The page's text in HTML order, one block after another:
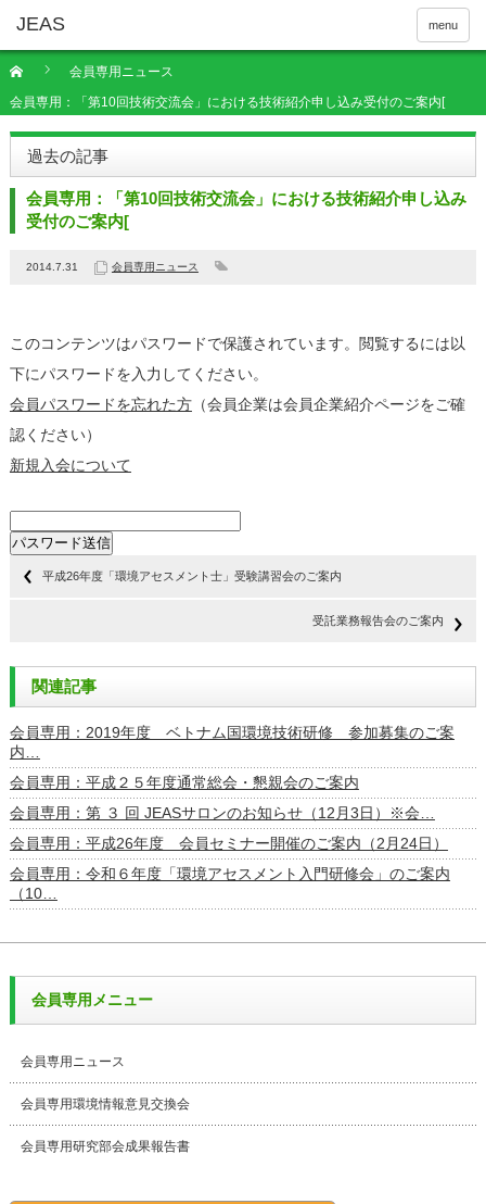
menu
会員専用ニュース
会員専用：「第10回技術交流会」における技術紹介申し込み受付のご案内[
過去の記事
会員専用：「第10回技術交流会」における技術紹介申し込み
受付のご案内[
2014.7.31 会員専用ニュース
このコンテンツはパスワードで保護されています。閲覧するには以
下にパスワードを入力してください。
会員パスワードを忘れた方（会員企業は会員企業紹介ページをご確
認ください）
新規入会について
平成26年度「環境アセスメント士」受験講習会のご案内
受託業務報告会のご案内
関連記事
会員専用：2019年度 ベトナム国環境技術研修 参加募集のご案
内…
会員専用：平成２５年度通常総会・懇親会のご案内
会員専用：第 ３ 回 JEASサロンのお知らせ（12月3日）※会…
会員専用：平成26年度 会員セミナー開催のご案内（2月24日）
会員専用：令和６年度「環境アセスメント入門研修会」のご案内
（10…
会員専用メニュー
会員専用ニュース
会員専用環境情報意見交換会
会員専用研究部会成果報告書